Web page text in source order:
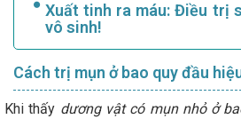
Xuất tinh ra máu: Điều trị
vô sinh!
Cách trị mụn ở bao quy đầu
Khi thấy dương vật có mụn nhỏ ở